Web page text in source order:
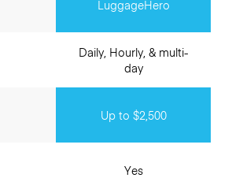
LuggageHero
Daily, Hourly, & multi-
day
Up to $2,500
Yes